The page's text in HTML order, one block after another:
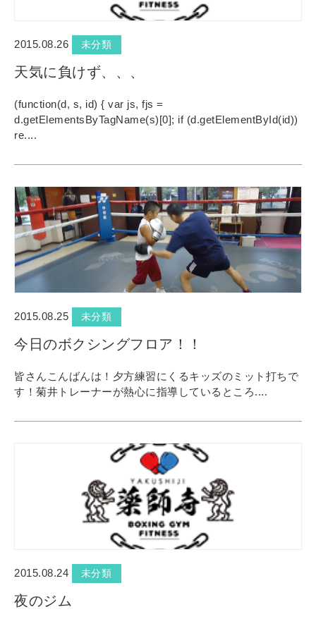
2015.08.26 未分類
天気に負けず、、、
(function(d, s, id) { var js, fjs =
d.getElementsByTagName(s)[0]; if (d.getElementById(id))
re....
2015.08.25 未分類
今日のボクシングフロア！！
皆さんこんばんは！夕方練習にくるキッズのミット打ちで
す！菊井トレーナーが熱心に指導しているところ....
2015.08.24 未分類
夜のジム